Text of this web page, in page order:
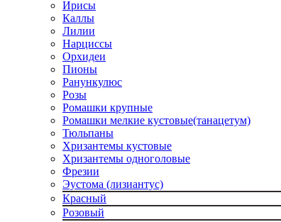
Ирисы
Каллы
Лилии
Нарциссы
Орхидеи
Пионы
Ранункулюс
Розы
Ромашки крупные
Ромашки мелкие кустовые(танацетум)
Тюльпаны
Хризантемы кустовые
Хризантемы одноголовые
Фрезии
Эустома (лизиантус)
Красный
Розовый